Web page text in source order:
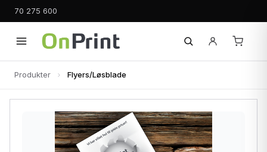
70 275 600
Produkter Flyers/Løsblade